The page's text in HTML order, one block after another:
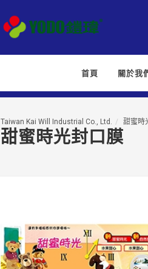
首頁 關於我
甜蜜時光封口膜
Taiwan Kai Will Industrial Co., Ltd. 甜蜜時